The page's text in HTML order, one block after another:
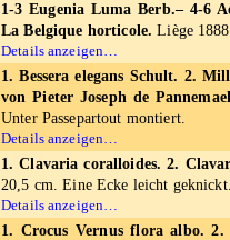
1-3 Eugenia Luma Berb.– 4-6
La Belgique horticole. Liège
Details anzeigen…
1. Bessera elegans Schult. 2.
von Pieter Joseph de
Unter Passepartout montiert.
Details anzeigen…
1. Clavaria coralloides. 2.
20,5 cm. Eine Ecke leicht geknickt.
Details anzeigen…
1. Crocus Vernus flora albo. 2.